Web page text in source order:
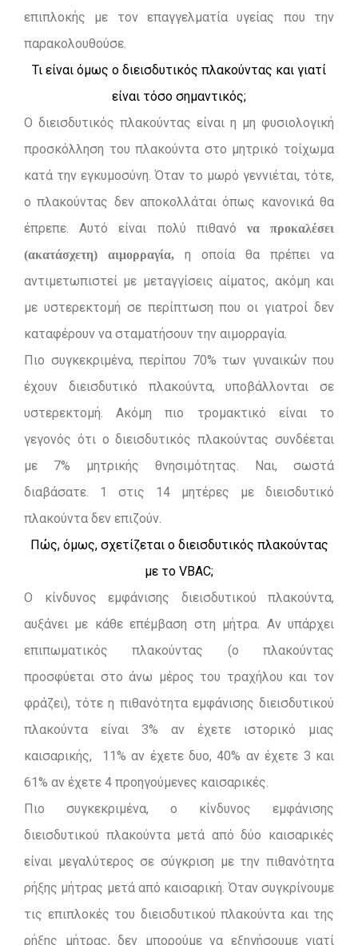
επιπλοκής με τον επαγγελματία υγείας που την
παρακολουθούσε.
Τι είναι όμως ο διεισδυτικός πλακούντας και γιατί
είναι τόσο σημαντικός;
Ο διεισδυτικός πλακούντας είναι η μη φυσιολογική
προσκόλληση του πλακούντα στο μητρικό τοίχωμα
κατά την εγκυμοσύνη. Όταν το μωρό γεννιέται, τότε,
ο πλακούντας δεν αποκολλάται όπως κανονικά θα
έπρεπε. Αυτό είναι πολύ πιθανό να προκαλέσει
(ακατάσχετη) αιμορραγία, η οποία θα πρέπει να
αντιμετωπιστεί με μεταγγίσεις αίματος, ακόμη και
με υστερεκτομή σε περίπτωση που οι γιατροί δεν
καταφέρουν να σταματήσουν την αιμορραγία.
Πιο συγκεκριμένα, περίπου 70% των γυναικών που
έχουν διεισδυτικό πλακούντα, υποβάλλονται σε
υστερεκτομή. Ακόμη πιο τρομακτικό είναι το
γεγονός ότι ο διεισδυτικός πλακούντας συνδέεται
με 7% μητρικής θνησιμότητας. Ναι, σωστά
διαβάσατε. 1 στις 14 μητέρες με διεισδυτικό
πλακούντα δεν επιζούν.
Πώς, όμως, σχετίζεται ο διεισδυτικός πλακούντας
με το VBAC;
Ο κίνδυνος εμφάνισης διεισδυτικού πλακούντα,
αυξάνει με κάθε επέμβαση στη μήτρα. Αν υπάρχει
επιπωματικός πλακούντας (ο πλακούντας
προσφύεται στο άνω μέρος του τραχήλου και τον
φράζει), τότε η πιθανότητα εμφάνισης διεισδυτικού
πλακούντα είναι 3% αν έχετε ιστορικό μιας
καισαρικής, 11% αν έχετε δυο, 40% αν έχετε 3 και
61% αν έχετε 4 προηγούμενες καισαρικές.
Πιο συγκεκριμένα, ο κίνδυνος εμφάνισης
διεισδυτικού πλακούντα μετά από δύο καισαρικές
είναι μεγαλύτερος σε σύγκριση με την πιθανότητα
ρήξης μήτρας μετά από καισαρική. Όταν συγκρίνουμε
τις επιπλοκές του διεισδυτικού πλακούντα και της
ρήξης μήτρας, δεν μπορούμε να εξηγήσουμε γιατί